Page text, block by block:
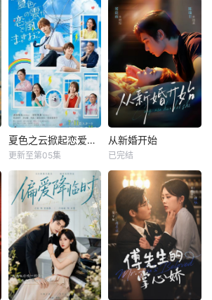
夏色之云掀起恋爱与风暴
更新至第05集
从新婚开始
已完结